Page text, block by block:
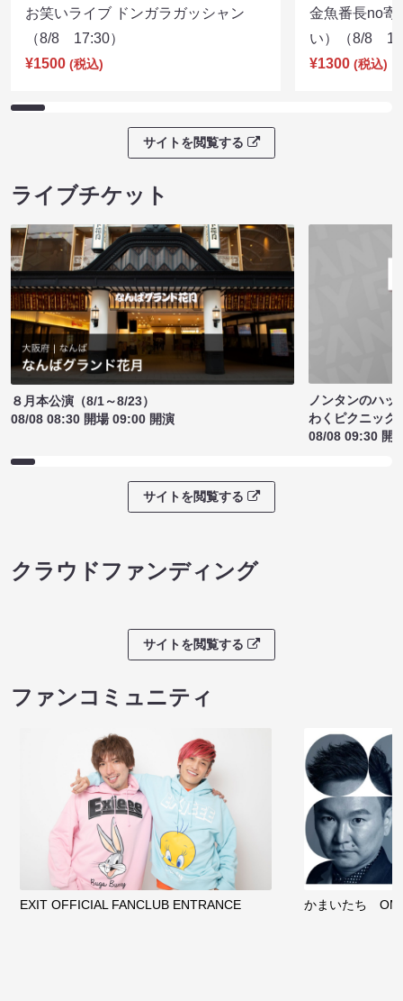
お笑いライブ ドンガラガッシャン
（8/8 17:30）
¥1500 (税込)
金魚番長no寄
い）（8/8
¥1300 (税込)
サイトを閲覧する
ライブチケット
８月本公演（8/1～8/23）
08/08 08:30 開場 09:00 開演
ノンタンのハッ
わくピクニック
08/08 09:30 開
サイトを閲覧する
クラウドファンディング
サイトを閲覧する
ファンコミュニティ
EXIT OFFICIAL FANCLUB ENTRANCE かまいたち